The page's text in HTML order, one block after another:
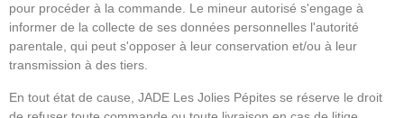
pour procéder à la commande. Le mineur autorisé s'engage à
informer de la collecte de ses données personnelles l'autorité
parentale, qui peut s'opposer à leur conservation et/ou à leur
transmission à des tiers.
En tout état de cause, JADE Les Jolies Pépites se réserve le droit